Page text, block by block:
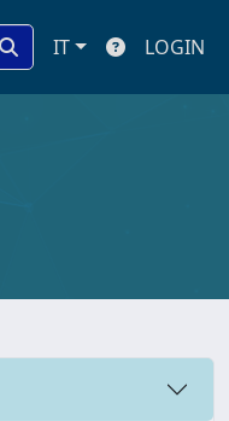
IT LOGIN